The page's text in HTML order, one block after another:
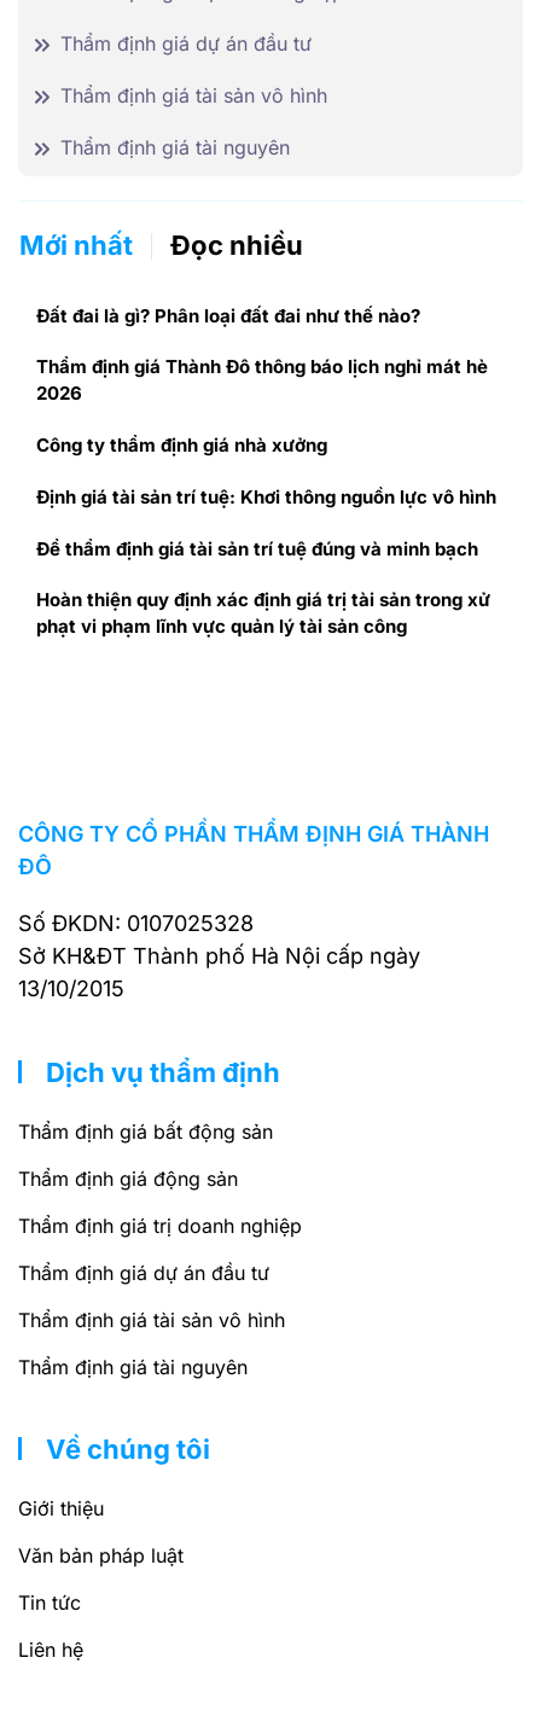
Thẩm định giá dự án đầu tư
Thẩm định giá tài sản vô hình
Thẩm định giá tài nguyên
Mới nhất Đọc nhiều
Đất đai là gì? Phân loại đất đai như thế nào?
Thẩm định giá Thành Đô thông báo lịch nghỉ mát hè
2026
Công ty thẩm định giá nhà xưởng
Định giá tài sản trí tuệ: Khơi thông nguồn lực vô hình
Để thẩm định giá tài sản trí tuệ đúng và minh bạch
Hoàn thiện quy định xác định giá trị tài sản trong xử
phạt vi phạm lĩnh vực quản lý tài sản công
CÔNG TY CỔ PHẦN THẨM ĐỊNH GIÁ THÀNH
ĐÔ
Số ĐKDN: 0107025328
Sở KH&ĐT Thành phố Hà Nội cấp ngày
13/10/2015
Dịch vụ thẩm định
Thẩm định giá bất động sản
Thẩm định giá động sản
Thẩm định giá trị doanh nghiệp
Thẩm định giá dự án đầu tư
Thẩm định giá tài sản vô hình
Thẩm định giá tài nguyên
Về chúng tôi
Giới thiệu
Văn bản pháp luật
Tin tức
Liên hệ